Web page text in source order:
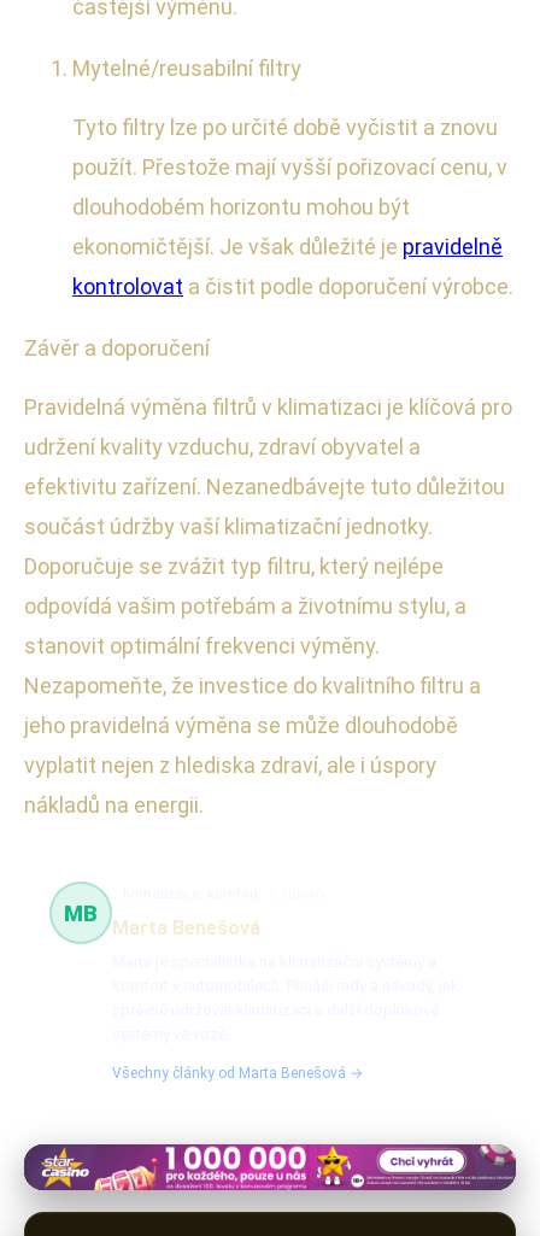
častější výměnu.
Mytelné/reusabilní filtry
Tyto filtry lze po určité době vyčistit a znovu
použít. Přestože mají vyšší pořizovací cenu, v
dlouhodobém horizontu mohou být
ekonomičtější. Je však důležité je pravidelně
kontrolovat a čistit podle doporučení výrobce.
Závěr a doporučení
Pravidelná výměna filtrů v klimatizaci je klíčová pro
udržení kvality vzduchu, zdraví obyvatel a
efektivitu zařízení. Nezanedbávejte tuto důležitou
součást údržby vaší klimatizační jednotky.
Doporučuje se zvážit typ filtru, který nejlépe
odpovídá vašim potřebám a životnímu stylu, a
stanovit optimální frekvenci výměny.
Nezapomeňte, že investice do kvalitního filtru a
jeho pravidelná výměna se může dlouhodobě
vyplatit nejen z hlediska zdraví, ale i úspory
nákladů na energii.
MB
Marta Benešová
Všechny články od Marta Benešová →